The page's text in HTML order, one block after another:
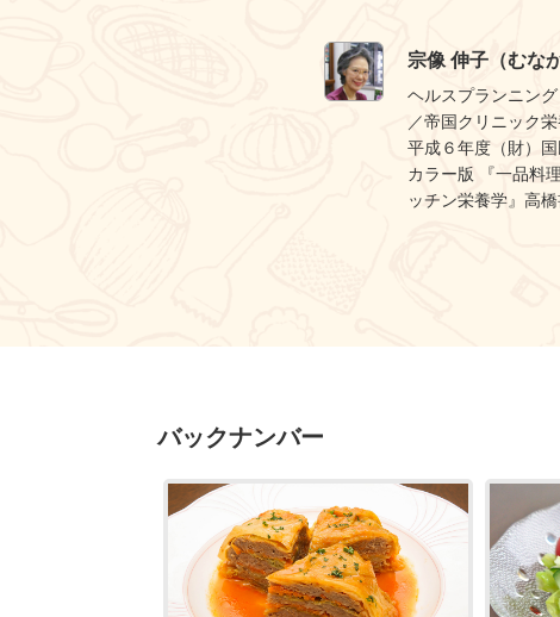
宗像 伸子（むな
ヘルスプランニン
／帝国クリニック
平成６年度（財）
カラー版 『一品料
ッチン栄養学』高
バックナンバー